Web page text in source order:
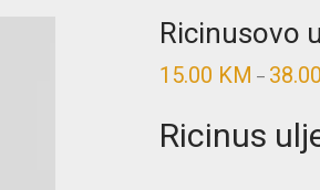
Ricinusovo
15.00 KM – 38.00
Ricinus